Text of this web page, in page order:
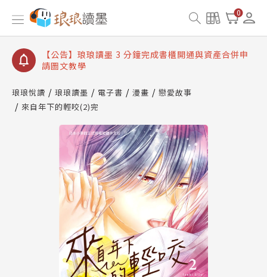
0
【公告】琅琅讀墨數位閱讀資產合併與書櫃開通申請
【公告】琅琅讀墨書櫃開通常見問題
【公告】琅琅讀墨 3 分鐘完成書櫃開通與資產合併申
請圖文教學
查詢
【公告】琅琅讀墨數位閱讀資產合併與書櫃開通申請
琅琅悅讀 琅琅讀墨 電子書 漫畫
戀愛故事
來自年下的輕咬(2)完